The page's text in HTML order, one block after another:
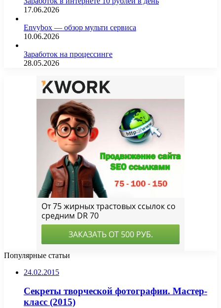
17.06.2026
Envybox — обзор мульти сервиса
10.06.2026
Заработок на процессинге
28.05.2026
Популярные статьи
24.02.2015
Секреты творческой фотографии. Мастер-
класс (2015)